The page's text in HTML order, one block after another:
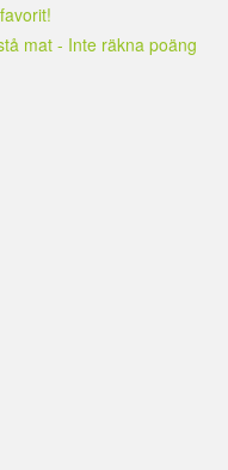
mat - Inte räkna poäng